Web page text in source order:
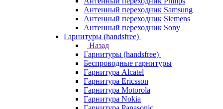
Антенный переходник Samsung
Антенный переходник Siemens
Антенный переходник Sony
Гарнитуры (handsfree)
Назад
Гарнитуры (handsfree)
Беспроводные гарнитуры
Гарнитура Alcatel
Гарнитура Ericsson
Гарнитура Motorola
Гарнитура Nokia